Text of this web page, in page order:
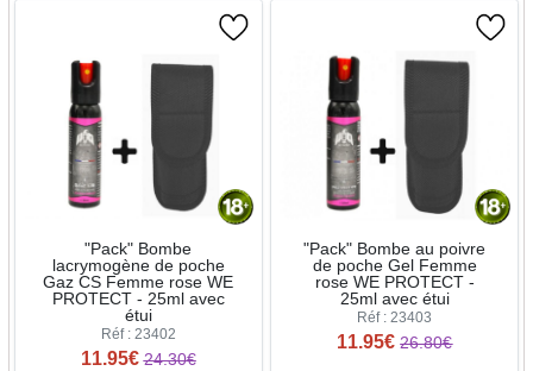
"Pack" Bombe
lacrymogène de poche
Gaz CS Femme rose WE
PROTECT - 25ml avec
étui
Réf : 23402
11.95€ 24.30€
"Pack" Bombe au poivre
de poche Gel Femme
rose WE PROTECT -
25ml avec étui
Réf : 23403
11.95€ 26.80€